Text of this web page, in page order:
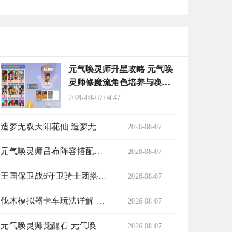
元气唤灵师升星攻略 元气唤
灵师修魔流角色培养与唤灵
升星详细教程
2026-08-07 04:47
造梦无双天阳花仙 造梦无双
天阳花仙角色强度解析与实
战搭配指南
2026-08-07
元气唤灵师吕布阵容搭配指
南 元气唤灵师最强吕布核心
阵容与实战攻略
2026-08-07
王国保卫战6守卫骑士团搭配
攻略｜高性价比英雄组合与
实战布阵技巧
2026-08-07
伐木模拟器卡车玩法详解 伐
木模拟器伐木运输全流程操
2026-08-07
元气唤灵师觉醒石 元气唤灵 2026-08-07